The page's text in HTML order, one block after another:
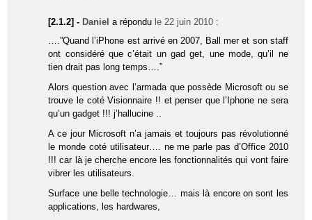
[2.1.2] - Daniel a répondu le 22 juin 2010 :
….”Quand l’iPhone est arrivé en 2007, Ball mer et son staff
ont considéré que c’était un gad get, une mode, qu’il ne
tien drait pas long temps….”
Alors question avec l’armada que possède Microsoft ou se
trouve le coté Visionnaire !! et penser que l’Iphone ne sera
qu’un gadget !!! j’hallucine ..
A ce jour Microsoft n’a jamais et toujours pas révolutionné
le monde coté utilisateur…. ne me parle pas d’Office 2010
!!! car là je cherche encore les fonctionnalités qui vont faire
vibrer les utilisateurs.
Surface une belle technologie… mais là encore on sont les
applications, les hardwares,